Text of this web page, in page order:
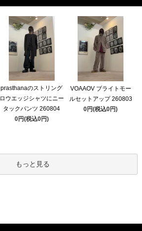
prasthanaのストリング
ロウエッジシャツにニー
タックパンツ 260804
0円(税込0円)
VOAAOV ブライトモー
ルセットアップ 260803
0円(税込0円)
もっと見る